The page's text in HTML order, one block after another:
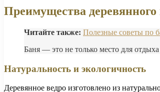
Преимущества деревянного
Читайте также: Полезные советы по
Баня — это не только место для
Натуральность и экологичность
Деревянное ведро изготовлено из